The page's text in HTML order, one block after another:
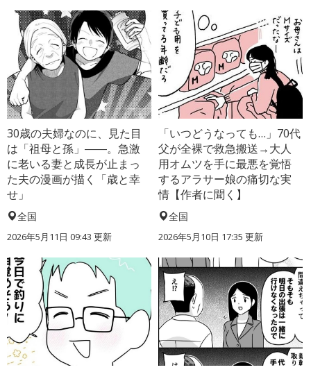
30歳の夫婦なのに、見た目
は「祖母と孫」――。急激
に老いる妻と成長が止まっ
た夫の漫画が描く「歳と幸
せ」
全国
2026年5月11日 09:43 更新
「いつどうなっても…」70代
父が全裸で救急搬送→大人
用オムツを手に最悪を覚悟
するアラサー娘の痛切な実
情【作者に聞く】
全国
2026年5月10日 17:35 更新